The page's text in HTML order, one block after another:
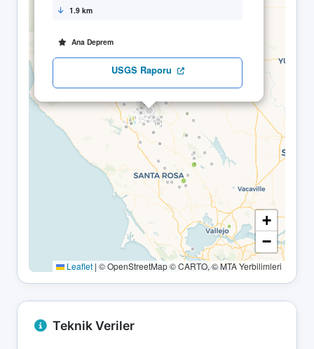
1.9 km
Ana Deprem
USGS Raporu
+
−
Leaflet | © OpenStreetMap © CARTO, © MTA Yerbilimleri
Teknik Veriler